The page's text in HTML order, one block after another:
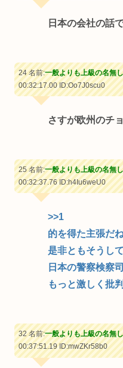
日本の会社の話で
24 名前:一般よりも上級の名無
00:32:17.00ID:Oo7J0scu0
さすが欧州のチ
25 名前:一般よりも上級の名無
00:32:37.76ID:h4Iu6weU0
>>1
的を得た主張だ
是非ともそうし
日本の警察検察
もっと激しく批
32 名前:一般よりも上級の名無
00:37:51.19ID:mwZKr58b0